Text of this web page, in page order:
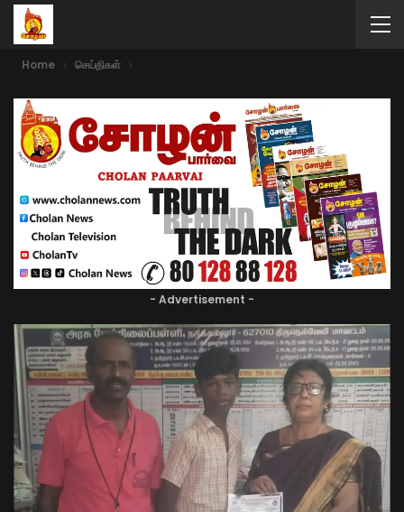
Home செய்திகள்
- Advertisement -